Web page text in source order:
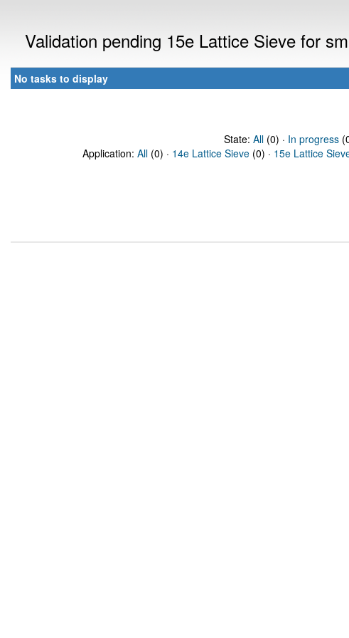
Validation pending 15e Lattice Sieve for
No tasks to display
State: All(0) · In progress
Application: All (0) · 14e Lattice Sieve (0) · 15e Lattice